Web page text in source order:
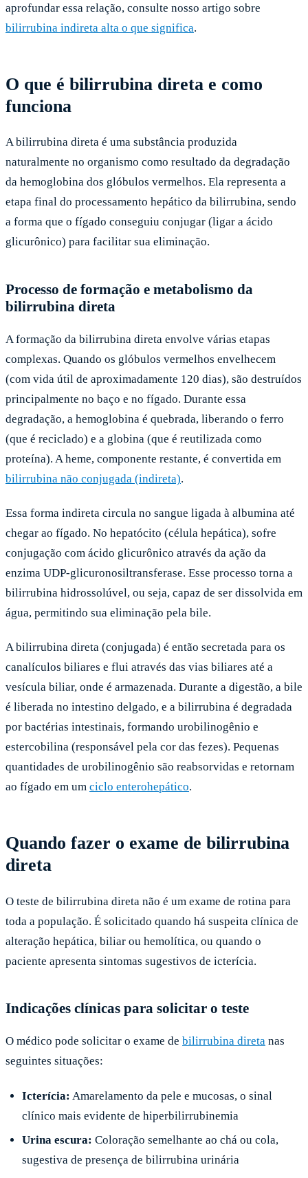
aprofundar essa relação, consulte nosso artigo sobre
bilirrubina indireta alta o que significa.
O que é bilirrubina direta e como
funciona
A bilirrubina direta é uma substância produzida
naturalmente no organismo como resultado da degradação
da hemoglobina dos glóbulos vermelhos. Ela representa a
etapa final do processamento hepático da bilirrubina, sendo
a forma que o fígado conseguiu conjugar (ligar a ácido
glicurônico) para facilitar sua eliminação.
Processo de formação e metabolismo da
bilirrubina direta
A formação da bilirrubina direta envolve várias etapas
complexas. Quando os glóbulos vermelhos envelhecem
(com vida útil de aproximadamente 120 dias), são destruídos
principalmente no baço e no fígado. Durante essa
degradação, a hemoglobina é quebrada, liberando o ferro
(que é reciclado) e a globina (que é reutilizada como
proteína). A heme, componente restante, é convertida em
bilirrubina não conjugada (indireta).
Essa forma indireta circula no sangue ligada à albumina até
chegar ao fígado. No hepatócito (célula hepática), sofre
conjugação com ácido glicurônico através da ação da
enzima UDP-glicuronosiltransferase. Esse processo torna a
bilirrubina hidrossolúvel, ou seja, capaz de ser dissolvida em
água, permitindo sua eliminação pela bile.
A bilirrubina direta (conjugada) é então secretada para os
canalículos biliares e flui através das vias biliares até a
vesícula biliar, onde é armazenada. Durante a digestão, a bile
é liberada no intestino delgado, e a bilirrubina é degradada
por bactérias intestinais, formando urobilinogênio e
estercobilina (responsável pela cor das fezes). Pequenas
quantidades de urobilinogênio são reabsorvidas e retornam
ao fígado em um ciclo enterohepático.
Quando fazer o exame de bilirrubina
direta
O teste de bilirrubina direta não é um exame de rotina para
toda a população. É solicitado quando há suspeita clínica de
alteração hepática, biliar ou hemolítica, ou quando o
paciente apresenta sintomas sugestivos de icterícia.
Indicações clínicas para solicitar o teste
O médico pode solicitar o exame de bilirrubina direta nas
seguintes situações:
Icterícia: Amarelamento da pele e mucosas, o sinal
clínico mais evidente de hiperbilirrubinemia
Urina escura: Coloração semelhante ao chá ou cola,
sugestiva de presença de bilirrubina urinária